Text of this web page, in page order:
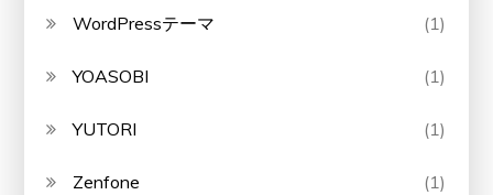
WordPressテーマ (1)
YOASOBI (1)
YUTORI (1)
Zenfone (1)